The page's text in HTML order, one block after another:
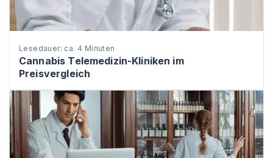
Lesedauer: ca. 4 Minuten
Cannabis Telemedizin-Kliniken im
Preisvergleich